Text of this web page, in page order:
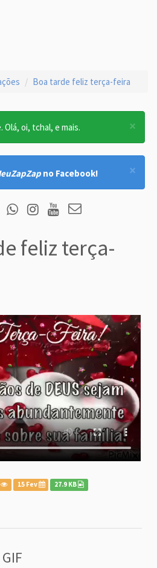
Boa tarde feliz terça-feira
×
oi, tchal, e mais.
×
no Facebook!
feliz terça-
15 Fev 27.9 KB